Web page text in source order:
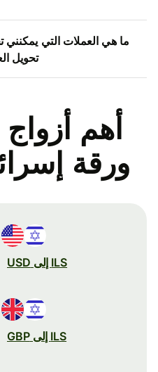
ما هي العملات التي يمكنني
تحويل
أهم أزواج
ورقة
ILS إلى USD
ILS إلى GBP